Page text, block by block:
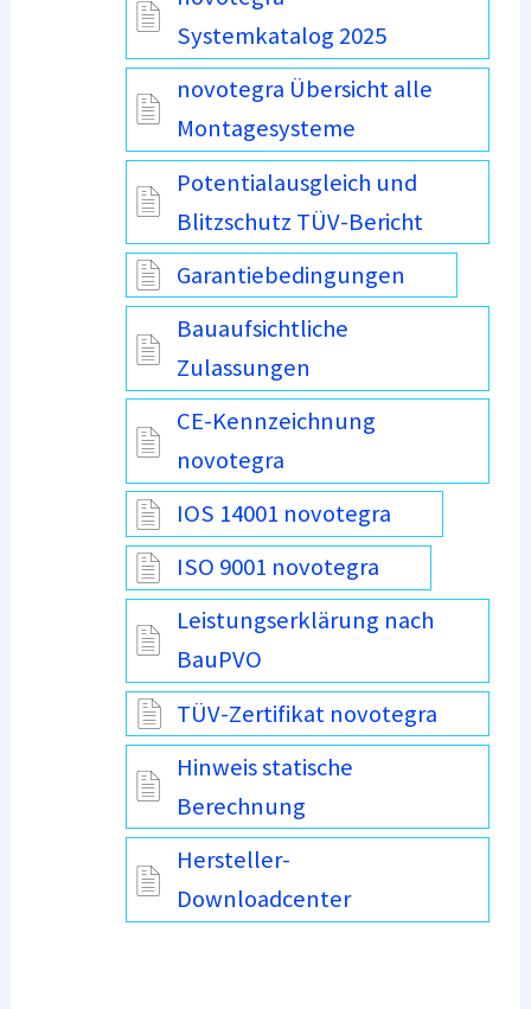
Systemkatalog 2025
novotegra Übersicht alle
Montagesysteme
Potentialausgleich und
Blitzschutz TÜV-Bericht
Garantiebedingungen
Bauaufsichtliche
Zulassungen
CE-Kennzeichnung
novotegra
IOS 14001 novotegra
ISO 9001 novotegra
Leistungserklärung nach
BauPVO
TÜV-Zertifikat novotegra
Hinweis statische
Berechnung
Hersteller-
Downloadcenter